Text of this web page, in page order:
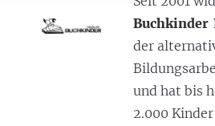
Buchkinder
der
und hat bis
2.000